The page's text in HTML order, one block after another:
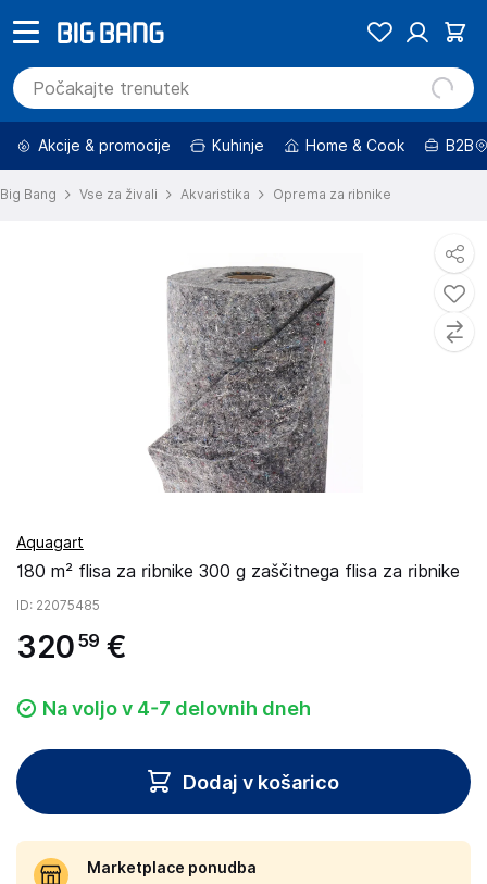
Akcije & promocije Kuhinje Home & Cook B2B
Big Bang Vse za živali Akvaristika Oprema za ribnike
Aquagart
180 m² flisa za ribnike 300 g zaščitnega flisa za ribnike
ID: 22075485
320 59 €
Na voljo v 4-7 delovnih dneh
Dodaj v košarico
Marketplace ponudba